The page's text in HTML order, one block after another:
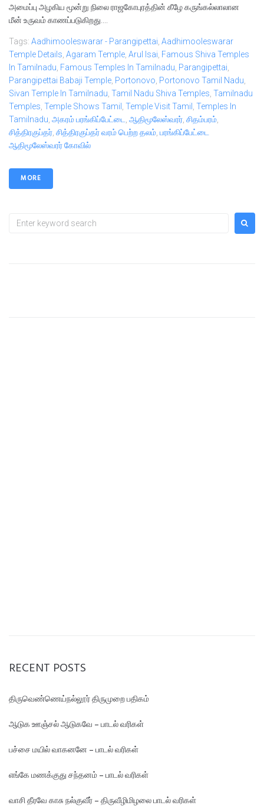
அமைப்பு அழகிய மூன்று நிலை ராஜகோபுரத்தின் கீழே கருங்கல்லாலான
மீன் உருவம் காணப்படுகிறது....
Tags: Aadhimooleswarar - Parangipettai, Aadhimooleswarar
Temple Details, Agaram Temple, Arul Isai, Famous Shiva Temples
In Tamilnadu, Famous Temples In Tamilnadu, Parangipettai,
Parangipettai Babaji Temple, Portonovo, Portonovo Tamil Nadu,
Sivan Temple In Tamilnadu, Tamil Nadu Shiva Temples, Tamilnadu
Temples, Temple Shows Tamil , Temple Visit Tamil , Temples In
Tamilnadu, அகரம் பரங்கிப்பேட்டை, ஆதிமூலேஸ்வரர், சிதம்பரம்,
சித்திரகுப்தர், சித்திரகுப்தர் வரம் பெற்ற தலம், பரங்கிப்பேட்டை
ஆதிமூலேஸ்வரர் கோவில்
MORE
RECENT POSTS
திருவெண்ணெய்நல்லூர் திருமுறை பதிகம்
ஆடுக ஊஞ்சல் ஆடுகவே – பாடல் வரிகள்
பச்சை மயில் வாகனனே – பாடல் வரிகள்
எங்கே மண‌க்குது சந்தனம் – பாடல் வரிகள்
வாசி தீரவே காசு நல்குவீர் – திருவீழிமிழலை பாடல் வரிகள்